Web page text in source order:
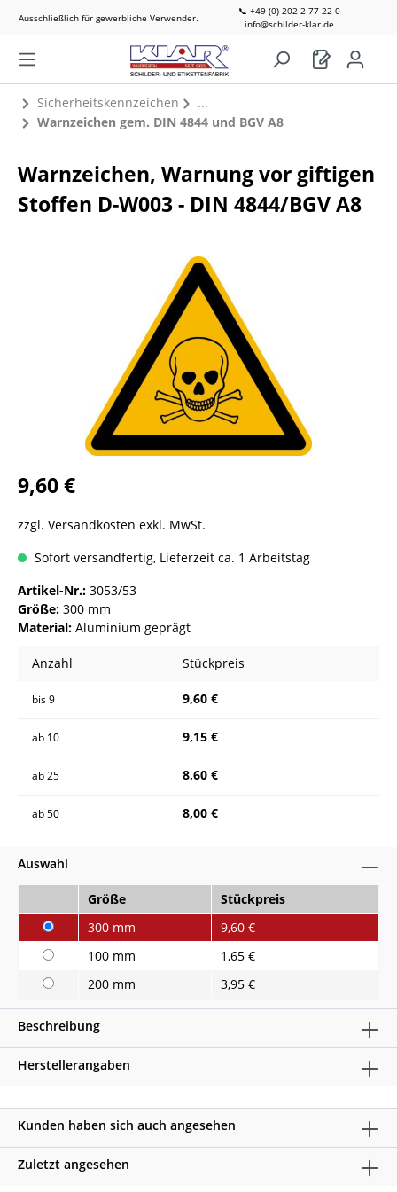
Ausschließlich für gewerbliche Verwender.
📞 +49 (0) 202 2 77 22 0
info@schilder-klar.de
Sicherheitskennzeichen
Warnzeichen gem. DIN 4844 und BGV A8
Warnzeichen, Warnung vor giftigen
Stoffen D-W003 - DIN 4844/BGV A8
9,60 €
zzgl. Versandkosten exkl. MwSt.
Sofort versandfertig, Lieferzeit ca. 1 Arbeitstag
Artikel-Nr.: 3053/53
Größe: 300 mm
Material: Aluminium geprägt
Anzahl Stückpreis
bis9 9,60 €
ab 10 9,15 €
ab25 8,60 €
ab50 8,00 €
Auswahl
Größe
Stückpreis
300 mm
9,60 €
100 mm
1,65 €
200 mm
3,95 €
Beschreibung
Herstellerangaben
Kunden haben sich auch angesehen
Zuletzt angesehen